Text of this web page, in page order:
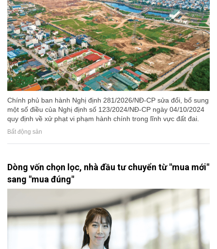
Chính phủ ban hành Nghị định 281/2026/NĐ-CP sửa đổi, bổ sung
một số điều của Nghị định số 123/2024/NĐ-CP ngày 04/10/2024
quy định về xử phạt vi phạm hành chính trong lĩnh vực đất đai.
Bất động sản
Dòng vốn chọn lọc, nhà đầu tư chuyển từ "mua mới"
sang "mua đúng"